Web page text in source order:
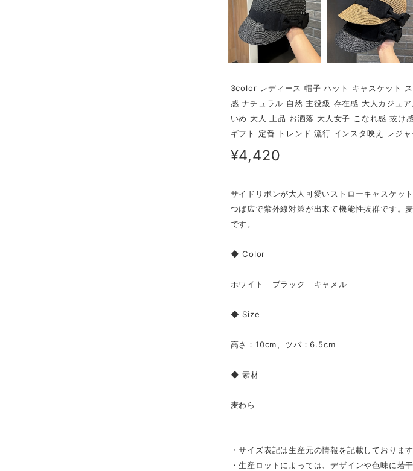
3color レディース 帽子 ハット キャスケット
感 ナチュラル 自然 主役級 存在感 大人カジュ
いめ 大人 上品 お洒落 大人女子 こなれ感 抜
ギフト 定番 トレンド 流行 インスタ映え レジ
¥4,420
サイドリボンが大人可愛いストローキャスケット
つば広で紫外線対策が出来て機能性抜群です。
です。
◆ Color
ホワイト ブラック キャメル
◆ Size
高さ：10cm、ツバ：6.5cm
◆ 素材
麦わら
・サイズ表記は生産元の情報を記載しておりま
・生産ロットによっては、デザインや色味に若